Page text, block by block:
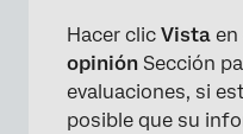
Hacer clic Vista en
opinión Sección
evaluaciones, si
posible que su